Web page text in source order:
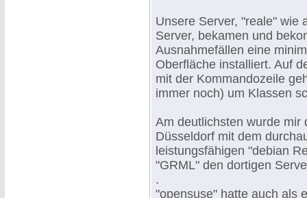
Unsere Server, "reale" wie
Server, bekamen und
Ausnahmefällen eine
Oberfläche installiert. Auf
mit der Kommandozeile
immer noch) um Klassen
Am deutlichsten wurde mir
Düsseldorf mit dem
leistungsfähigen "debian
"GRML" den dortigen
.
"opensuse" hatte auch als